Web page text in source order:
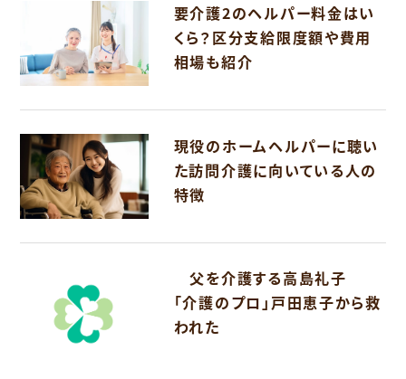
要介護2のヘルパー料金はい
くら？区分支給限度額や費用
相場も紹介
現役のホームヘルパーに聴い
た訪問介護に向いている人の
特徴
父を介護する高島礼子
「介護のプロ」戸田恵子から救
われた